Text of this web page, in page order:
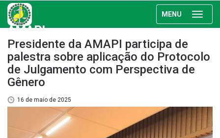
MENU
AMAPI
Presidente da AMAPI participa de
palestra sobre aplicação do Protocolo
de Julgamento com Perspectiva de
Gênero
16 de maio de 2025